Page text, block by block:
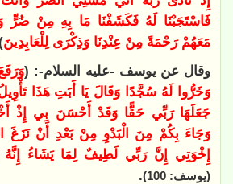
فَاسْتَجَبْنَا لَهُ فَكَشَفْنَا مَا بِهِ مِنْ ضُرٍّ
مَعَهُمْ رَحْمَةً مِنْ عِنْدِنَا وَذِكْرَى لِلْعَابِدِينَ
وقال عن يوسف -عليه السلام-: (
وَخَرُّوا لَهُ سُجَّدًا وَقَالَ يَا أَبَتِ هَذَا
جَعَلَهَا رَبِّي حَقًّا وَقَدْ أَحْسَنَ بِي إِذْ
وَجَاءَ بِكُمْ مِنَ الْبَدْوِ مِنْ بَعْدِ أَنْ نَزَغَ
إِخْوَتِي إِنَّ رَبِّي لَطِيفٌ لِمَا يَشَاءُ إِنَّهُ
(يوسف: 100)
.